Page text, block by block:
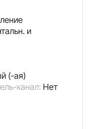
и
(-ая)
канал: Нет